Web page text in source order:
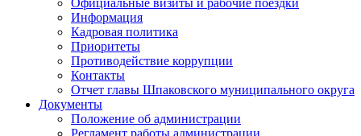
Официальные визиты и рабочие поездки
Информация
Кадровая политика
Приоритеты
Противодействие коррупции
Контакты
Отчет главы Шпаковского муниципального округа
Документы
Положение об администрации